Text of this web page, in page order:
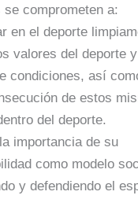
se comprometen a:
en el deporte
valores del deporte
condiciones, así
de estos
del deporte.
importancia de su
como modelo
y defendiendo el